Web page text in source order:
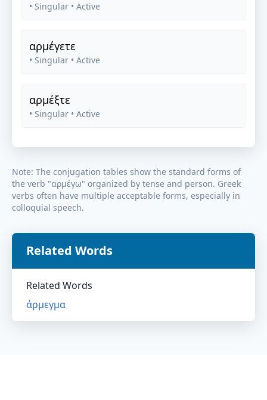
• Singular • Active
αρμέγετε
• Singular • Active
αρμέξτε
• Singular • Active
Note: The conjugation tables show the standard forms of
the verb "αρμέγω" organized by tense and person. Greek
verbs often have multiple acceptable forms, especially in
colloquial speech.
Related Words
Related Words
άρμεγμα